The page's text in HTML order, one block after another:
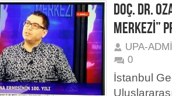
DOÇ. DR.
MERKEZİ”
UPA-
0
İstanbul